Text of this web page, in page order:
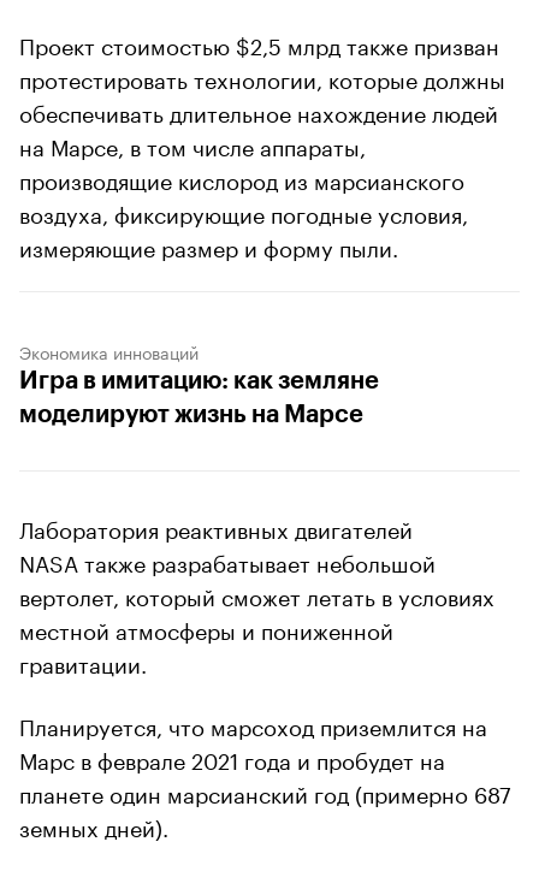
Проект стоимостью $2,5 млрд также призван
протестировать технологии, которые должны
обеспечивать длительное нахождение людей
на Марсе, в том числе аппараты,
производящие кислород из марсианского
воздуха, фиксирующие погодные условия,
измеряющие размер и форму пыли.
Экономика инноваций
Игра в имитацию: как земляне
моделируют жизнь на Марсе
Лаборатория реактивных двигателей
NASA также разрабатывает небольшой
вертолет, который сможет летать в условиях
местной атмосферы и пониженной
гравитации.
Планируется, что марсоход приземлится на
Марс в феврале 2021 года и пробудет на
планете один марсианский год (примерно 687
земных дней).